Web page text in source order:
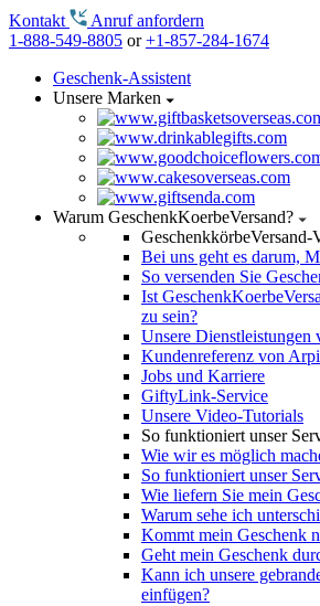
Kontakt
Anruf anfordern
1-888-549-8805 or+1-857-284-1674
Geschenk-Assistent
Unsere Marken
Warum GeschenkKoerbeVersand?
GeschenkkörbeVersand-
Bei uns geht es darum,
So versenden Sie
Ist
zu sein?
Unsere Dienstleistungen
Kundenreferenz von
Jobs und Karriere
GiftyLink-Service
Unsere Video-Tutorials
So funktioniert unser
Wie wir es möglich
So funktioniert unser
Wie liefern Sie mein
Warum sehe ich
Kommt mein Geschenk
Geht mein Geschenk
Kann ich unsere
einfügen?